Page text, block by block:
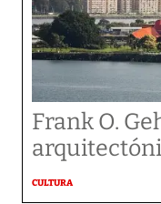
Frank O.
CULTURA